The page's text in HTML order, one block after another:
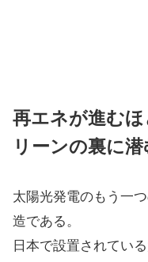
再エネが進む
リーンの裏に
太陽光発電のもう一
造である。
日本で設置されてい